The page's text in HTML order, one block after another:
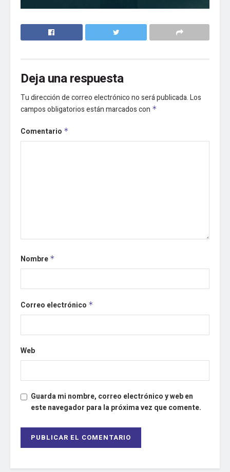
Deja una respuesta
Tu dirección de correo electrónico no será publicada.Los
campos obligatorios están marcados con *
Comentario *
Nombre *
Correo electrónico *
Web
Guarda mi nombre, correo electrónico y web en
este navegador para la próxima vez que comente.